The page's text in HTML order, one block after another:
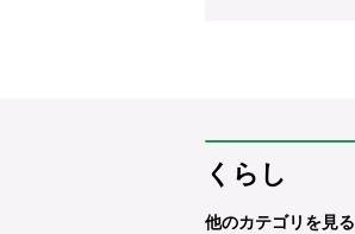
くらし
他のカテゴリを見る